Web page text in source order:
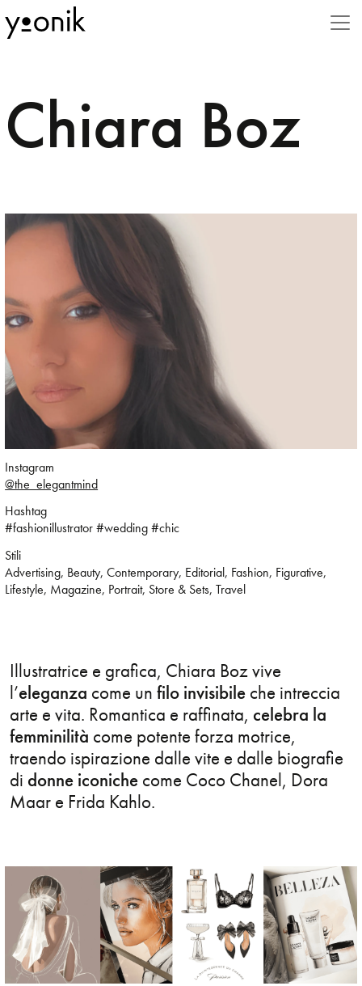
Chiara Boz
Instagram
@the_elegantmind
Hashtag
#fashionillustrator #wedding #chic
Stili
Advertising, Beauty, Contemporary, Editorial, Fashion, Figurative,
Lifestyle, Magazine, Portrait, Store & Sets, Travel
Illustratrice e grafica, Chiara Boz vive
l’eleganza come unfilo invisibile che intreccia
arte e vita. Romantica e raffinata, celebra la
femminilità come potente forza motrice,
traendo ispirazione dalle vite e dalle biografie
di donne iconiche come Coco Chanel, Dora
Maar e Frida Kahlo.
Advertising
Animal
Beauty
Business
Cartoon
Character Design
Children’s Book
Collage
Comic
Conceptual
Corporate
Cultural Diversity
Design
Digital
Exhibition
Family
Fashion